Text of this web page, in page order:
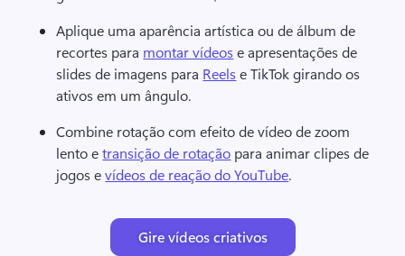
Aplique uma aparência artística ou de álbum de
recortes para montar vídeos e apresentações de
slides de imagens para Reels e TikTok girando os
ativos em um ângulo.
Combine rotação com efeito de vídeo de zoom
lento e transição de rotação para animar clipes de
jogos e vídeos de reação do YouTube.
Gire vídeos criativos